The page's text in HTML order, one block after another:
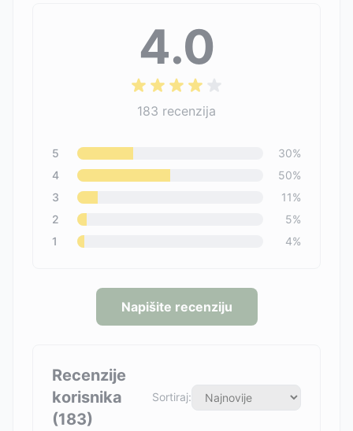
4.0
183 recenzija
5 30%
4
50%
3
11%
2
5%
1
4%
Napišite recenziju
Recenzije
korisnika
(183)
Sortiraj: